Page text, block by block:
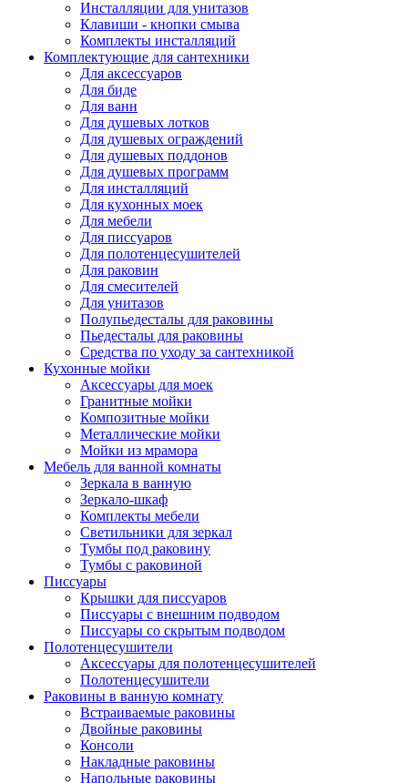
Инсталляции для унитазов
Клавиши - кнопки смыва
Комплекты инсталляций
Комплектующие для сантехники
Для аксессуаров
Для биде
Для ванн
Для душевых лотков
Для душевых ограждений
Для душевых поддонов
Для душевых программ
Для инсталляций
Для кухонных моек
Для мебели
Для писсуаров
Для полотенцесушителей
Для раковин
Для смесителей
Для унитазов
Полупьедесталы для раковины
Пьедесталы для раковины
Средства по уходу за сантехникой
Кухонные мойки
Аксессуары для моек
Гранитные мойки
Композитные мойки
Металлические мойки
Мойки из мрамора
Мебель для ванной комнаты
Зеркала в ванную
Зеркало-шкаф
Комплекты мебели
Светильники для зеркал
Тумбы под раковину
Тумбы с раковиной
Писсуары
Крышки для писсуаров
Писсуары с внешним подводом
Писсуары со скрытым подводом
Полотенцесушители
Аксессуары для полотенцесушителей
Полотенцесушители
Раковины в ванную комнату
Встраиваемые раковины
Двойные раковины
Консоли
Накладные раковины
Напольные раковины